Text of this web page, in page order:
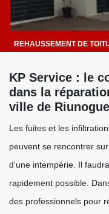
REHAUSSEMENT DE
KP Service : le
dans la
ville de
Les fuites et les
peuvent se rencontrer
d'une intempérie. Il
rapidement possible.
des professionnels pour